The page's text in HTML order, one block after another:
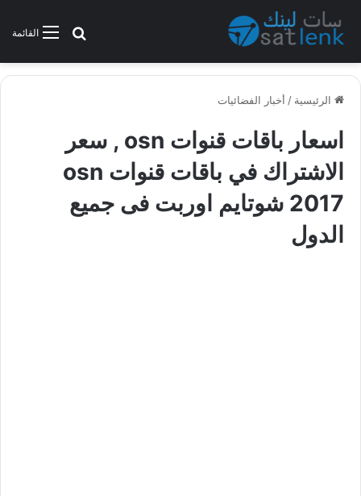
القائمةبحث عن
الرئيسية / أخبار الفضائيات
اسعار باقات قنوات osn , سعر
الاشتراك في باقات قنوات osn
2017 شوتايم اوربت فى جميع
الدول